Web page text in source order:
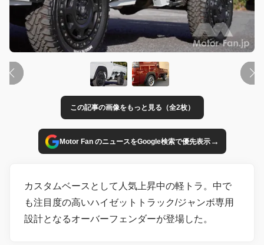
この記事の画像をもっと見る（全2枚）
Motor Fan のニュースをGoogle検索で優先表示→
カスタムベースとして人気上昇中の軽トラ。中で
も注目度の高いハイゼットトラック/ジャンボ専用
設計となるオーバーフェンダーが登場した。